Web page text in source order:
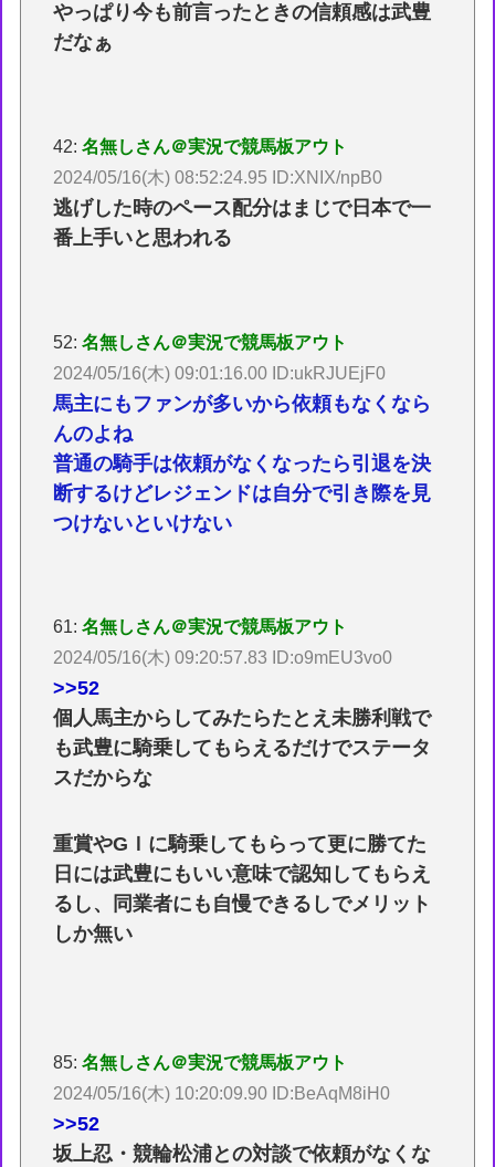
やっぱり今も前言ったときの信頼感は武豊
だなぁ
42:名無しさん＠実況で競馬板アウト
2024/05/16(木) 08:52:24.95 ID:XNIX/npB0
逃げした時のペース配分はまじで日本で一
番上手いと思われる
52:名無しさん＠実況で競馬板アウト
2024/05/16(木) 09:01:16.00 ID:ukRJUEjF0
馬主にもファンが多いから依頼もなくなら
んのよね
普通の騎手は依頼がなくなったら引退を決
断するけどレジェンドは自分で引き際を見
つけないといけない
61:名無しさん＠実況で競馬板アウト
2024/05/16(木) 09:20:57.83 ID:o9mEU3vo0
>>52
個人馬主からしてみたらたとえ未勝利戦で
も武豊に騎乗してもらえるだけでステータ
スだからな
重賞やGＩに騎乗してもらって更に勝てた
日には武豊にもいい意味で認知してもらえ
るし、同業者にも自慢できるしでメリット
しか無い
85:名無しさん＠実況で競馬板アウト
2024/05/16(木) 10:20:09.90 ID:BeAqM8iH0
>>52
坂上忍・競輪松浦との対談で依頼がなくな